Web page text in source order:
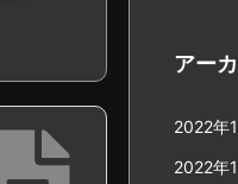
アー
2022年
2022年